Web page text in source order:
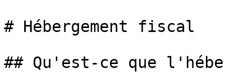
# Hébergement fiscal
## Qu'est-ce que